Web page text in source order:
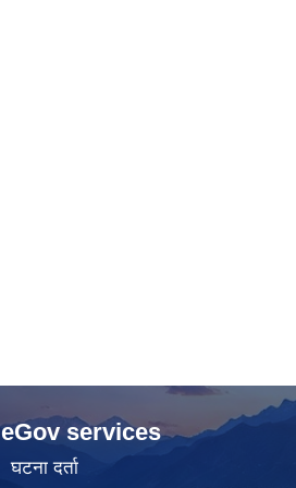
eGov services
घटना दर्ता